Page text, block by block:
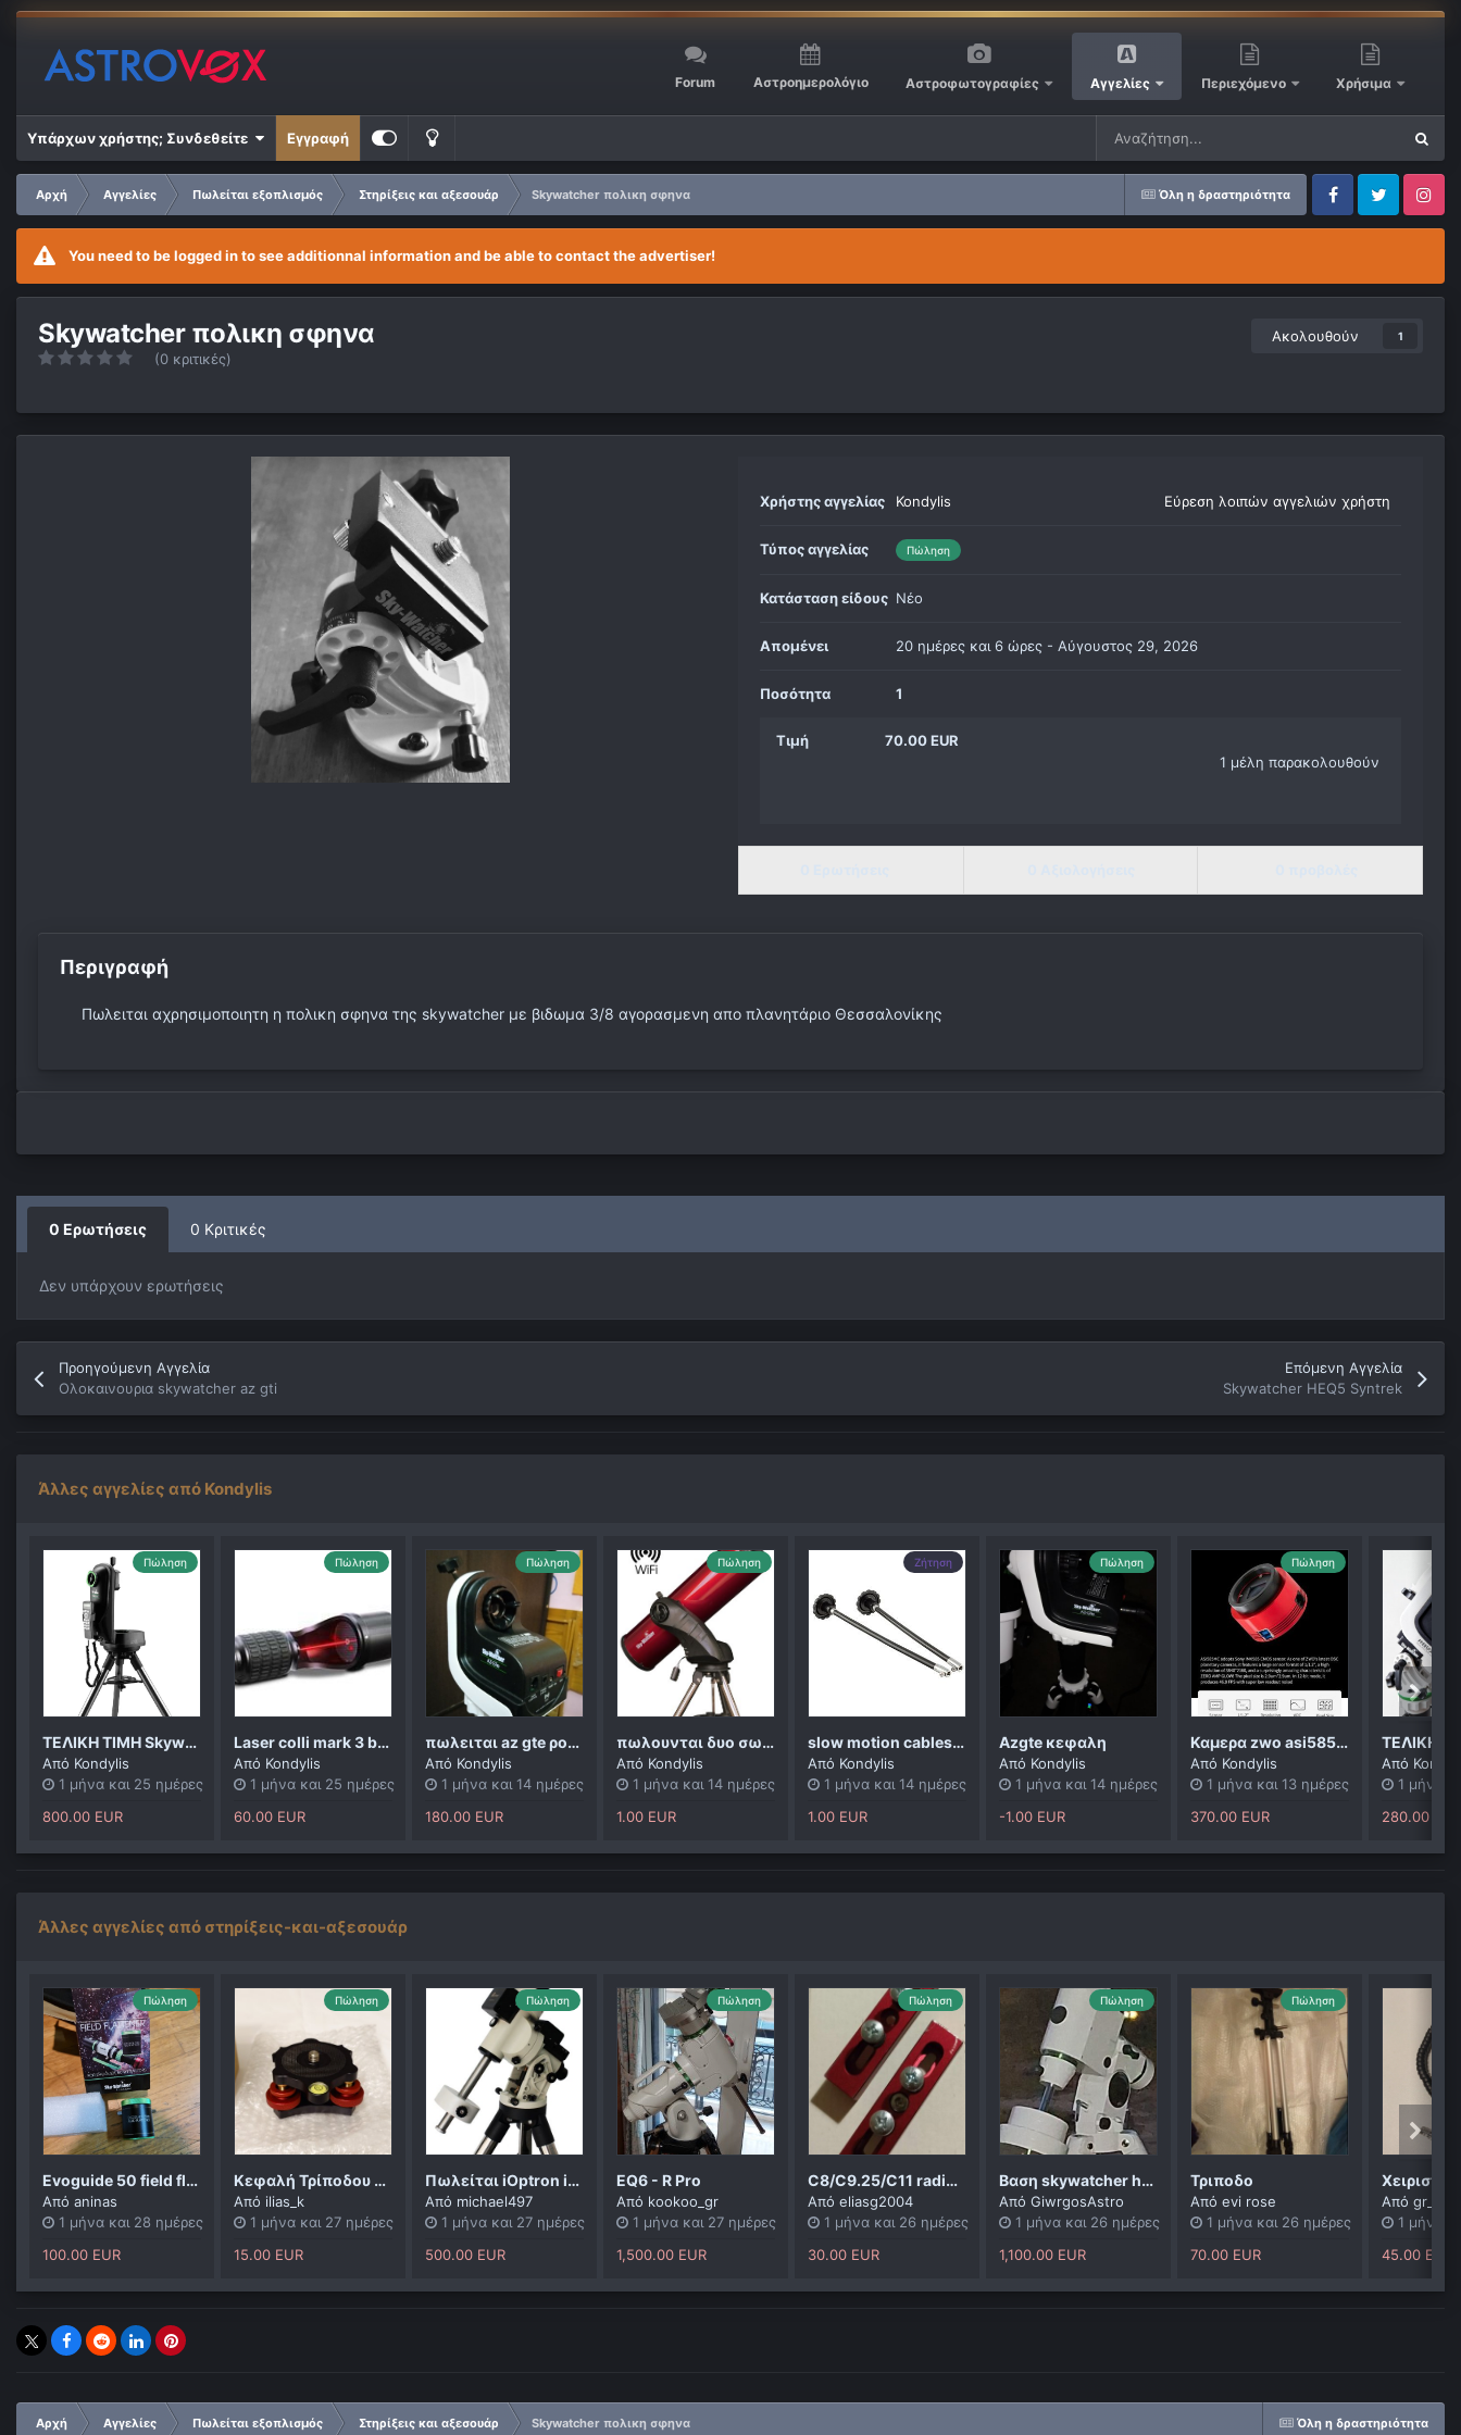
Forum Αστροημερολόγιο Αστροφωτογραφίες Αγγελίες Περιεχόμενο Χρήσιμα
Υπάρχων χρήστης; Συνδεθείτε Εγγραφή
Όλη η δραστηριότητα
Αρχή Αγγελίες Πωλείται εξοπλισμός Στηρίξεις και αξεσουάρ
Skywatcher πολικη σφηνα
FacebookTwitter Instagram
You need to be logged in to see additionnal information and be able to contact the advertiser!
Ακολουθούν 1
Skywatcher πολικη σφηνα
(0 κριτικές)
Χρήστης αγγελίας Kondylis Εύρεση λοιπών αγγελιών χρήστη
Τύπος αγγελίας Πώληση
Κατάσταση είδους Νέο
Απομένει 20 ημέρες και 6 ώρες -Αύγουστος 29, 2026
Ποσότητα 1
Τιμή
70.00 EUR
1 μέλη παρακολουθούν
Περιγραφή
Πωλειται αχρησιμοποιητη η πολικη σφηνα της skywatcher με βιδωμα 3/8 αγορασμενη απο πλανητάριο Θεσσαλονίκης
0 Ερωτήσεις 0 Κριτικές
Δεν υπάρχουν ερωτήσεις
Προηγούμενη Αγγελία
Ολοκαινουρια skywatcher az gti
Επόμενη Αγγελία
Skywatcher HEQ5 Syntrek
Άλλες αγγελίες από Kondylis
Πώληση
ΤΕΛΙΚΗ ΤΙΜΗ Skywatcher fusion 120i
Από Kondylis
1 μήνα και 25 ημέρες
800.00 EUR
Πώληση
Laser colli mark 3 baader
Από Kondylis
1 μήνα και 25 ημέρες
60.00 EUR
Πώληση
πωλειται az gte ρομποτικη κεφαλη
Από Kondylis
1 μήνα και 14 ημέρες
180.00 EUR
Πώληση
πωλουνται δυο σωληνες
Από Kondylis
1 μήνα και 14 ημέρες
1.00 EUR
Ζήτηση
slow motion cables eq5
Από Kondylis
1 μήνα και 14 ημέρες
1.00 EUR
Πώληση
Azgte κεφαλη
Από Kondylis
1 μήνα και 14 ημέρες
-1.00 EUR
Πώληση
Καμερα zwo asi585mc
Από Kondylis
1 μήνα και 13 ημέρες
370.00 EUR
Από
1 μήνα
280.00 EUR
Άλλες αγγελίες από στηρίξεις-και-αξεσουάρ
Πώληση
Evoguide 50 field flattener
Από aninas
1 μήνα και 28 ημέρες
100.00 EUR
Πώληση
Κεφαλή Τρίποδου με Γρήγορη Βάση Ευθυγράμμισης
Από ilias_k
1 μήνα και 27 ημέρες
15.00 EUR
Πώληση
Πωλείται iOptron ieq45 pro με τρίποδο
Από michael497
1 μήνα και 27 ημέρες
500.00 EUR
Πώληση
EQ6 - R Pro
Από kookoo_gr
1 μήνα και 27 ημέρες
1,500.00 EUR
Πώληση
C8/C9.25/C11 radius blocks
Από eliasg2004
1 μήνα και 26 ημέρες
30.00 EUR
Πώληση
Βαση skywatcher hq5 pro
Από GiwrgosAstro
1 μήνα και 26 ημέρες
1,100.00 EUR
Πώληση
Τριποδο
Από evi rose
1 μήνα και 26 ημέρες
70.00 EUR
Από
1 μήνα
45.00 EUR
Όλη η δραστηριότητα
Αρχή Αγγελίες Πωλείται εξοπλισμός Στηρίξεις και αξεσουάρ Skywatcher πολικη σφηνα